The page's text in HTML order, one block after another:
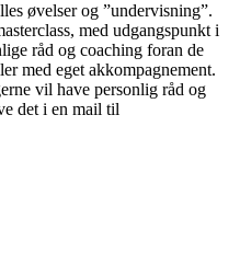
øvelser og ”undervisning”.
med udgangspunkt i
råd og coaching foran de
med eget akkompagnement.
vil have personlig råd og
det i en mail til